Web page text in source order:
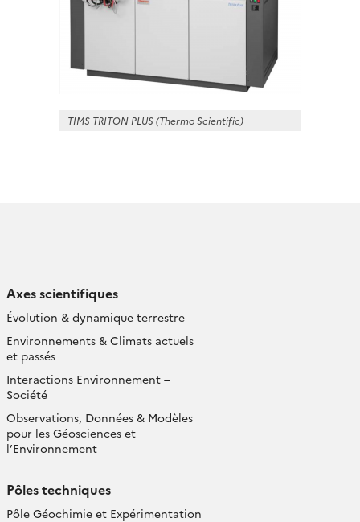
TIMS TRITON PLUS (Thermo Scientific)
Axes scientifiques
Évolution & dynamique terrestre
Environnements & Climats actuels
et passés
Interactions Environnement –
Société
Observations, Données & Modèles
pour les Géosciences et
l’Environnement
Pôles techniques
Pôle Géochimie et Expérimentation